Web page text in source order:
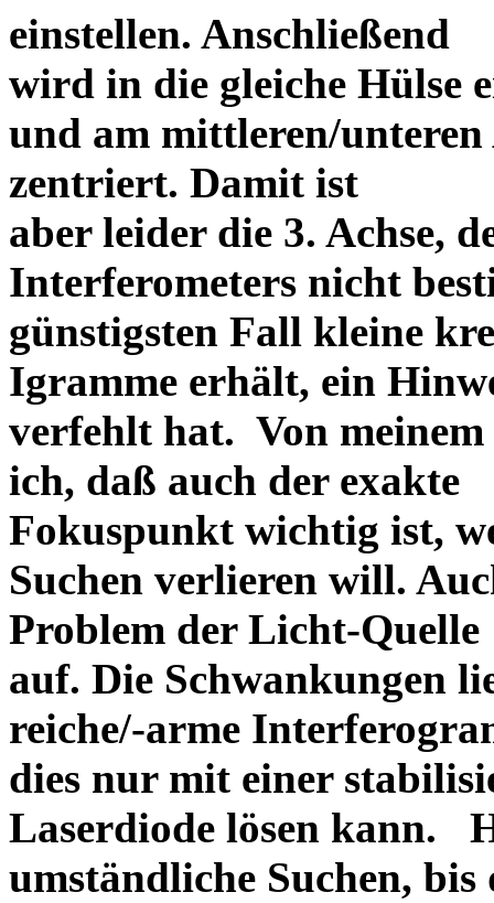
einstellen. Anschließend
wird in die gleiche Hülse
und am mittleren/
zentriert. Damit ist
aber leider die 3. Achse,
Interferometers nicht
günstigsten Fall kleine
Igramme erhält, ein
verfehlt hat. Von meinem
ich, daß auch der exakte
Fokuspunkt wichtig ist,
Suchen verlieren will.
Problem der Licht-Quelle
auf. Die Schwankungen
reiche/-arme
dies nur mit einer
Laserdiode lösen kann.
umständliche Suchen,